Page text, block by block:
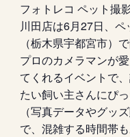
フォトレコ ペット撮
川田店は6月27日、
（栃木県宇都宮市）
プロのカメラマンが
てくれるイベントで
たい飼い主さんにぴ
（写真データやグッ
で、混雑する時間帯